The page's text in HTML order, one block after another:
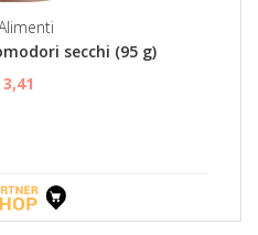
secchi (95 g)